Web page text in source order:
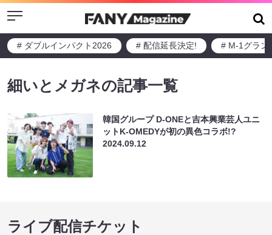
Menu
# ダブルインパクト2026 # 配信延長決定! # M-1グラン
細いとメガネの記事一覧
韓国グループ D-ONEと吉本興業芸人ユニ
ットK-OMEDYが初の異色コラボ!?
2024.09.12
ライブ配信チケット